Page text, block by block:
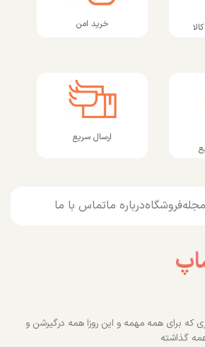
خرید امن
ارسال سریع
فروشگاهدرباره ماتماس با ما
که برای همه مهمه و این روزا همه درگیرشن و
گذاشته